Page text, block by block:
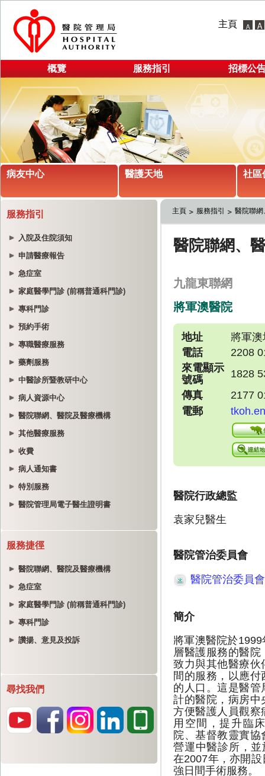
主頁
概覽 服務指引 招標公
病友中心 醫護天地 社區
服務指引
入院及住院須知
申請醫療報告
急症室
家庭醫學門診 (前稱普通科門診)
專科門診
預約手術
專職醫療服務
藥劑服務
中醫診所暨教研中心
病人資源中心
醫院聯網、醫院及醫療機構
其他醫療服務
收費
病人通知書
特別服務
醫院管理局電子醫生證明書
服務捷徑
醫院聯網、醫院及醫療機構
急症室
家庭醫學門診 (前稱普通科門診)
專科門診
讚揚、意見及投訴
尋找我們
主頁 服務指引 醫院聯網